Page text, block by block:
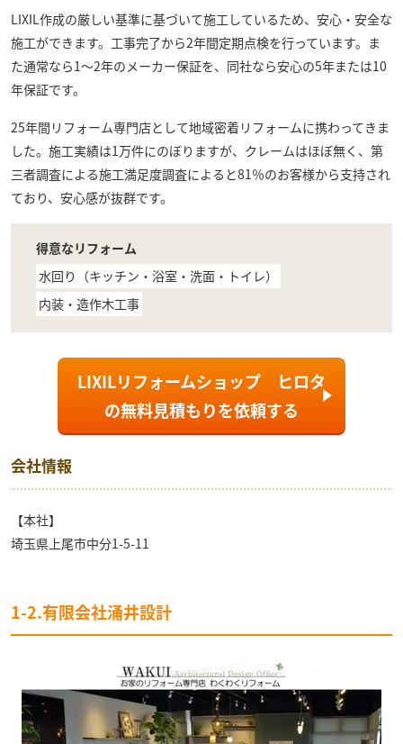
LIXIL作成の厳しい基準に基づいて施工しているため、安心・安全な
施工ができます。工事完了から2年間定期点検を行っています。ま
た通常なら1～2年のメーカー保証を、同社なら安心の5年または10
年保証です。
25年間リフォーム専門店として地域密着リフォームに携わってきま
した。施工実績は1万件にのぼりますが、クレームはほぼ無く、第
三者調査による施工満足度調査によると81％のお客様から支持され
ており、安心感が抜群です。
得意なリフォーム
水回り（キッチン・浴室・洗面・トイレ）
内装・造作木工事
LIXILリフォームショップ ヒロタ
の無料見積もりを依頼する
会社情報
【本社】
埼玉県上尾市中分1-5-11
1-2.有限会社涌井設計